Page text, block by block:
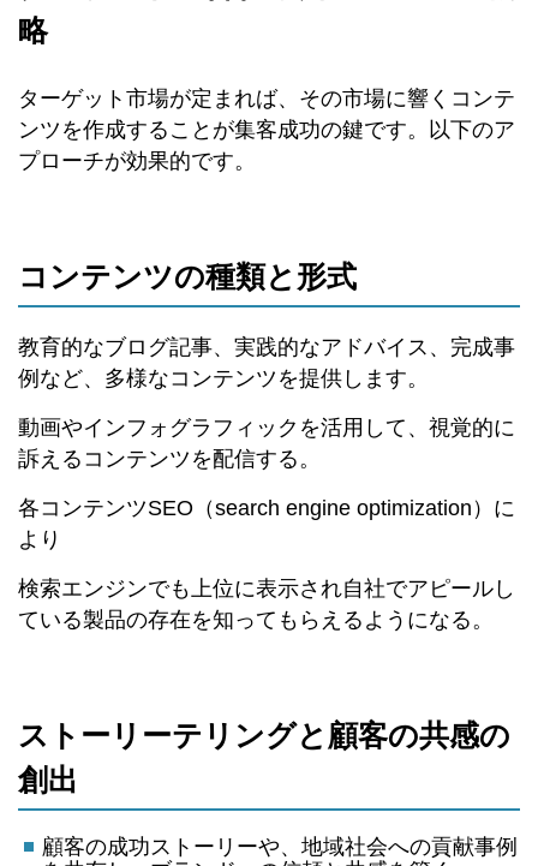
略
ターゲット市場が定まれば、その市場に響くコンテ
ンツを作成することが集客成功の鍵です。以下のア
プローチが効果的です。
コンテンツの種類と形式
教育的なブログ記事、実践的なアドバイス、完成事
例など、多様なコンテンツを提供します。
動画やインフォグラフィックを活用して、視覚的に
訴えるコンテンツを配信する。
各コンテンツSEO（search engine optimization）に
より
検索エンジンでも上位に表示され自社でアピールし
ている製品の存在を知ってもらえるようになる。
ストーリーテリングと顧客の共感の
創出
顧客の成功ストーリーや、地域社会への貢献事例